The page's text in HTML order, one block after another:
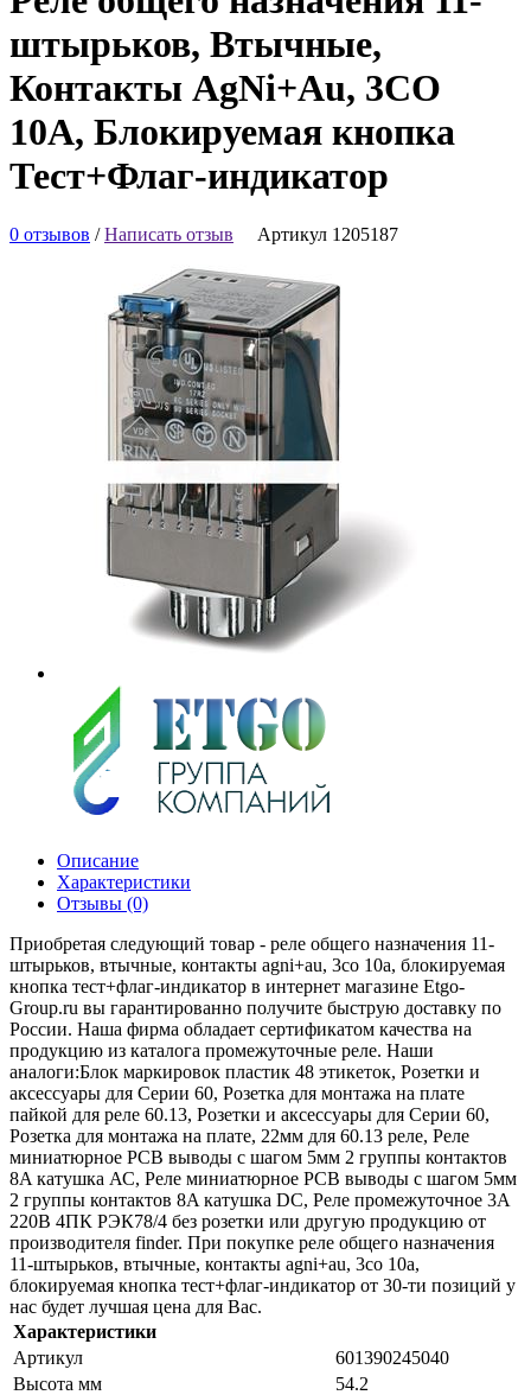
штырьков, Втычные,
Контакты AgNi+Au, 3CO
10A, Блокируемая кнопка
Тест+Флаг-индикатор
0 отзывов /Написать отзыв Артикул 1205187
Описание
Характеристики
Отзывы (0)
Приобретая следующий товар - реле общего назначения 11-
штырьков, втычные, контакты agni+au, 3co 10a, блокируемая
кнопка тест+флаг-индикатор в интернет магазине Etgo-
Group.ru вы гарантированно получите быструю доставку по
России. Наша фирма обладает сертификатом качества на
продукцию из каталога промежуточные реле. Наши
аналоги:Блок маркировок пластик 48 этикеток, Розетки и
аксессуары для Серии 60, Розетка для монтажа на плате
пайкой для реле 60.13, Розетки и аксессуары для Серии 60,
Розетка для монтажа на плате, 22мм для 60.13 реле, Реле
миниатюрное PCB выводы с шагом 5мм 2 группы контактов
8A катушка АС, Реле миниатюрное PCB выводы с шагом 5мм
2 группы контактов 8A катушка DC, Реле промежуточное 3А
220В 4ПК РЭК78/4 без розетки или другую продукцию от
производителя finder. При покупке реле общего назначения
11-штырьков, втычные, контакты agni+au, 3co 10a,
блокируемая кнопка тест+флаг-индикатор от 30-ти позиций у
нас будет лучшая цена для Вас.
Характеристики
Артикул
601390245040
Высота мм
54.2